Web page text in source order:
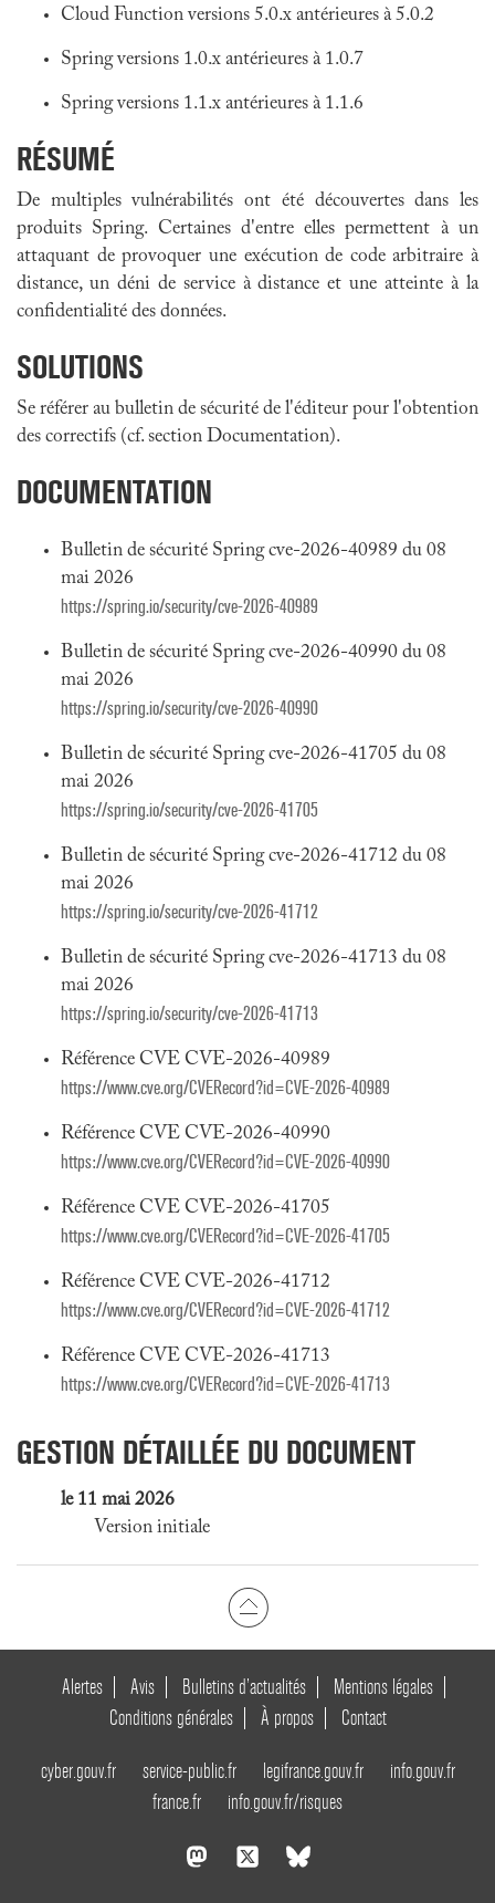
Cloud Function versions 5.0.x antérieures à 5.0.2
Spring versions 1.0.x antérieures à 1.0.7
Spring versions 1.1.x antérieures à 1.1.6
RÉSUMÉ
De multiples vulnérabilités ont été découvertes dans les
produits Spring. Certaines d'entre elles permettent à un
attaquant de provoquer une exécution de code arbitraire à
distance, un déni de service à distance et une atteinte à la
confidentialité des données.
SOLUTIONS
Se référer au bulletin de sécurité de l'éditeur pour l'obtention
des correctifs (cf. section Documentation).
DOCUMENTATION
Bulletin de sécurité Spring cve-2026-40989 du 08
mai 2026
https://spring.io/security/cve-2026-40989
Bulletin de sécurité Spring cve-2026-40990 du 08
mai 2026
https://spring.io/security/cve-2026-40990
Bulletin de sécurité Spring cve-2026-41705 du 08
mai 2026
https://spring.io/security/cve-2026-41705
Bulletin de sécurité Spring cve-2026-41712 du 08
mai 2026
https://spring.io/security/cve-2026-41712
Bulletin de sécurité Spring cve-2026-41713 du 08
mai 2026
https://spring.io/security/cve-2026-41713
Référence CVE CVE-2026-40989
https://www.cve.org/CVERecord?id=CVE-2026-40989
Référence CVE CVE-2026-40990
https://www.cve.org/CVERecord?id=CVE-2026-40990
Référence CVE CVE-2026-41705
https://www.cve.org/CVERecord?id=CVE-2026-41705
Référence CVE CVE-2026-41712
https://www.cve.org/CVERecord?id=CVE-2026-41712
Référence CVE CVE-2026-41713
https://www.cve.org/CVERecord?id=CVE-2026-41713
GESTION DÉTAILLÉE DU DOCUMENT
le 11 mai 2026
Version initiale
Alertes Avis Bulletins d’actualités
Mentions légales
Conditions générales
À propos Contact
cyber.gouv.fr service-public.fr legifrance.gouv.fr
info.gouv.fr
france.fr
info.gouv.fr/risques